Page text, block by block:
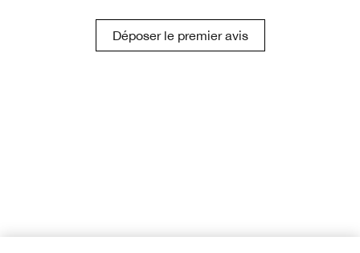
Déposer le premier avis